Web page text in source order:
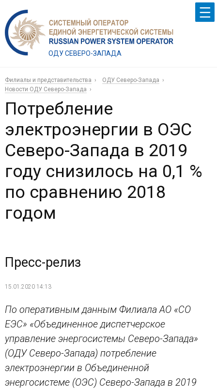
ОДУ СЕВЕРО-ЗАПАДА
Филиалы и представительства
ОДУ Северо-Запада
Новости ОДУ Северо-Запада
Потребление
электроэнергии в ОЭС
Северо-Запада в 2019
году снизилось на 0,1 %
по сравнению 2018
годом
Пресс-релиз
15.01.2020 14:13
По оперативным данным Филиала АО «СО
ЕЭС» «Объединенное диспетчерское
управление энергосистемы Северо-Запада»
(ОДУ Северо-Запада) потребление
электроэнергии в Объединенной
энергосистеме (ОЭС) Северо-Запада в 2019